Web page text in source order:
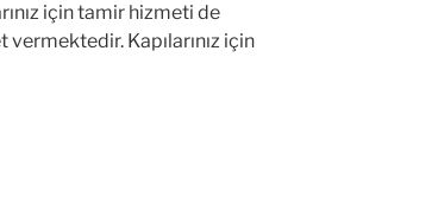
için tamir hizmeti de
Kapılarınız için